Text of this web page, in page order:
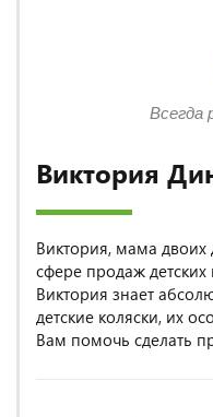
Виктория
Виктория, мама двоих
сфере продаж детских
Виктория знает
детские коляски, их
Вам помочь сделать
Всегда